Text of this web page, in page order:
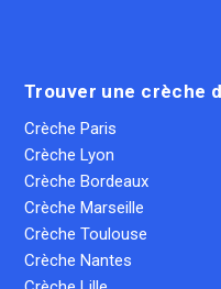
Trouver une crèche
Crèche Paris
Crèche Lyon
Crèche Bordeaux
Crèche Marseille
Crèche Toulouse
Crèche Nantes